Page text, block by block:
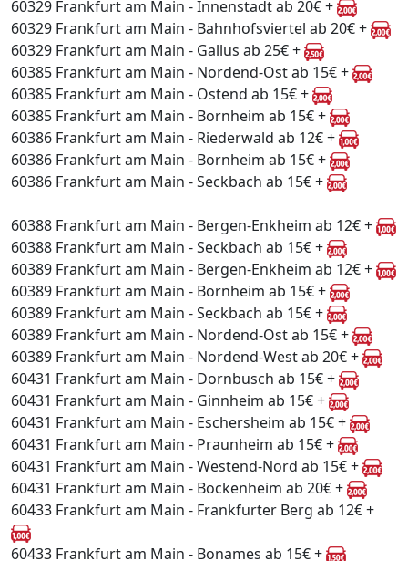
60329 Frankfurt am Main - Innenstadt ab 20€ +
60329 Frankfurt am Main - Bahnhofsviertel ab 20€ +
60329 Frankfurt am Main - Gallus ab 25€ +
60385 Frankfurt am Main - Nordend-Ost ab 15€ +
60385 Frankfurt am Main - Ostend ab 15€ +
60385 Frankfurt am Main - Bornheim ab 15€ +
60386 Frankfurt am Main - Riederwald ab 12€ +
60386 Frankfurt am Main - Bornheim ab 15€ +
60386 Frankfurt am Main - Seckbach ab 15€ +
60388 Frankfurt am Main - Bergen-Enkheim ab 12€ +
60388 Frankfurt am Main - Seckbach ab 15€ +
60389 Frankfurt am Main - Bergen-Enkheim ab 12€ +
60389 Frankfurt am Main - Bornheim ab 15€ +
60389 Frankfurt am Main - Seckbach ab 15€ +
60389 Frankfurt am Main - Nordend-Ost ab 15€ +
60389 Frankfurt am Main - Nordend-West ab 20€ +
60431 Frankfurt am Main - Dornbusch ab 15€ +
60431 Frankfurt am Main - Ginnheim ab 15€ +
60431 Frankfurt am Main - Eschersheim ab 15€ +
60431 Frankfurt am Main - Praunheim ab 15€ +
60431 Frankfurt am Main - Westend-Nord ab 15€ +
60431 Frankfurt am Main - Bockenheim ab 20€ +
60433 Frankfurt am Main - Frankfurter Berg ab 12€ +
60433 Frankfurt am Main - Bonames ab 15€ +